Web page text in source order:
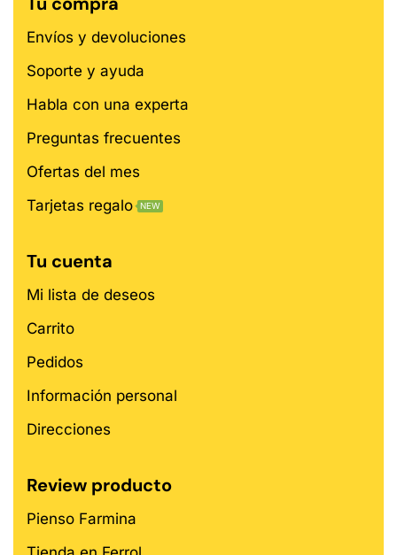
Envíos y devoluciones
Soporte y ayuda
Habla con una experta
Preguntas frecuentes
Ofertas del mes
Tarjetas regalo
NEW
Tu cuenta
Mi lista de deseos
Carrito
Pedidos
Información personal
Direcciones
Review producto
Pienso Farmina